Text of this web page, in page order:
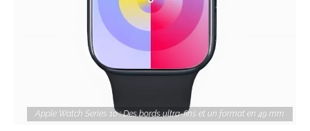
Apple Watch Series 10 : Des bords ultra-fins et un format en 49 mm